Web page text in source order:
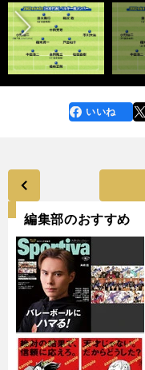
faceboo
k
いいね
編集部のおすすめ